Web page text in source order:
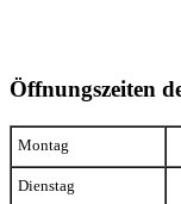
Öffnungszeiten
Montag
Dienstag